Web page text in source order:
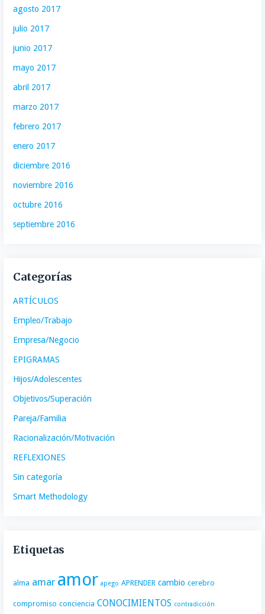
agosto 2017
julio 2017
junio 2017
mayo 2017
abril 2017
marzo 2017
febrero 2017
enero 2017
diciembre 2016
noviembre 2016
octubre 2016
septiembre 2016
Categorías
ARTÍCULOS
Empleo/Trabajo
Empresa/Negocio
EPIGRAMAS
Hijos/Adolescentes
Objetivos/Superación
Pareja/Familia
Racionalización/Motivación
REFLEXIONES
Sin categoría
Smart Methodology
Etiquetas
alma amar amor apego APRENDER cambio cerebro
compromiso conciencia CONOCIMIENTOS contradicción